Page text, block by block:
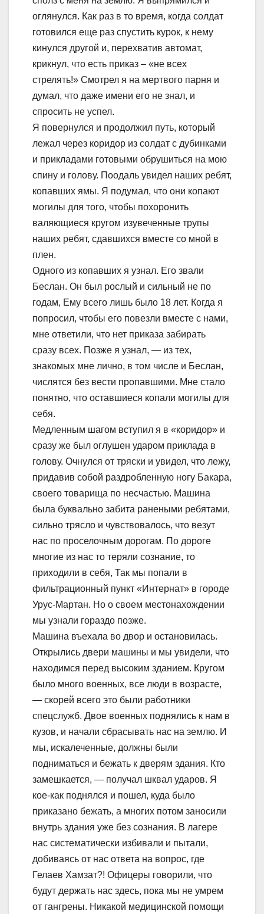
оглянулся. Как раз в то время, когда солдат
готовился еще раз спустить курок, к нему
кинулся другой и, перехватив автомат,
крикнул, что есть приказ – «не всех
стрелять!» Смотрел я на мертвого парня и
думал, что даже имени его не знал, и
спросить не успел.
Я повернулся и продолжил путь, который
лежал через коридор из солдат с дубинками
и прикладами готовыми обрушиться на мою
спину и голову. Поодаль увидел наших ребят,
копавших ямы. Я подумал, что они копают
могилы для того, чтобы похоронить
валяющиеся кругом изувеченные трупы
наших ребят, сдавшихся вместе со мной в
плен.
Одного из копавших я узнал. Его звали
Беслан. Он был рослый и сильный не по
годам, Ему всего лишь было 18 лет. Когда я
попросил, чтобы его повезли вместе с нами,
мне ответили, что нет приказа забирать
сразу всех. Позже я узнал, — из тех,
знакомых мне лично, в том числе и Беслан,
числятся без вести пропавшими. Мне стало
понятно, что оставшиеся копали могилы для
себя.
Медленным шагом вступил я в «коридор» и
сразу же был оглушен ударом приклада в
голову. Очнулся от тряски и увидел, что лежу,
придавив собой раздробленную ногу Бакара,
своего товарища по несчастью. Машина
была буквально забита ранеными ребятами,
сильно трясло и чувствовалось, что везут
нас по проселочным дорогам. По дороге
многие из нас то теряли сознание, то
приходили в себя, Так мы попали в
фильтрационный пункт «Интернат» в городе
Урус-Мартан. Но о своем местонахождении
мы узнали гораздо позже.
Машина въехала во двор и остановилась.
Открылись двери машины и мы увидели, что
находимся перед высоким зданием. Кругом
было много военных, все люди в возрасте,
— скорей всего это были работники
спецслужб. Двое военных поднялись к нам в
кузов, и начали сбрасывать нас на землю. И
мы, искалеченные, должны были
подниматься и бежать к дверям здания. Кто
замешкается, — получал шквал ударов. Я
кое-как поднялся и пошел, куда было
приказано бежать, а многих потом заносили
внутрь здания уже без сознания. В лагере
нас систематически избивали и пытали,
добиваясь от нас ответа на вопрос, где
Гелаев Хамзат?! Офицеры говорили, что
будут держать нас здесь, пока мы не умрем
от гангрены. Никакой медицинской помощи